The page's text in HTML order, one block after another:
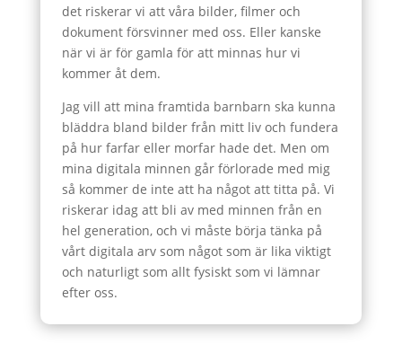
det riskerar vi att våra bilder, filmer och
dokument försvinner med oss. Eller kanske
när vi är för gamla för att minnas hur vi
kommer åt dem.
Jag vill att mina framtida barnbarn ska kunna
bläddra bland bilder från mitt liv och fundera
på hur farfar eller morfar hade det. Men om
mina digitala minnen går förlorade med mig
så kommer de inte att ha något att titta på. Vi
riskerar idag att bli av med minnen från en
hel generation, och vi måste börja tänka på
vårt digitala arv som något som är lika viktigt
och naturligt som allt fysiskt som vi lämnar
efter oss.